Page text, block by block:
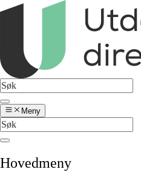
Meny
Hovedmeny